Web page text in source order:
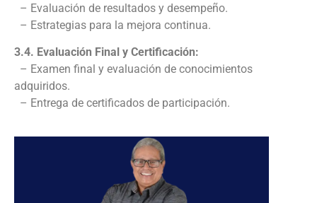
– Evaluación de resultados y desempeño.
– Estrategias para la mejora continua.
3.4. Evaluación Final y Certificación:
– Examen final y evaluación de conocimientos
adquiridos.
– Entrega de certificados de participación.